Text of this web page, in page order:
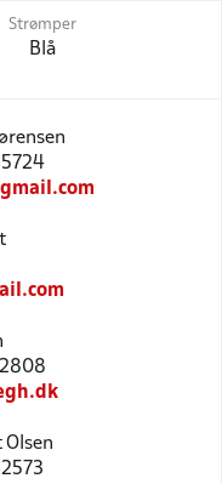
Strømper
Blå